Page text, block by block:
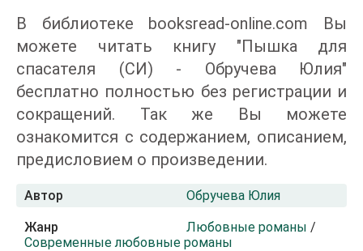
В библиотеке booksread-online.com Вы
можете читать книгу "Пышка для
спасателя (СИ) - Обручева Юлия"
бесплатно полностью без регистрации и
сокращений. Так же Вы можете
ознакомится с содержанием, описанием,
предисловием о произведении.
Автор Обручева Юлия
Жанр Любовные романы /
Современные любовные романы